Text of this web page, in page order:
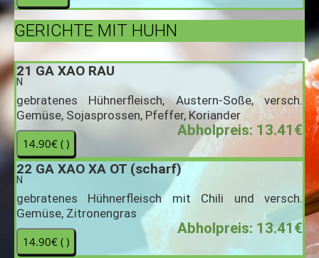
GERICHTE MIT HUHN
21 GA XAO RAU
N
gebratenes Hühnerfleisch, Austern-Soße, versch.
Gemüse, Sojasprossen, Pfeffer, Koriander
Abholpreis: 13.41€
22 GA XAO XA OT (scharf)
N
gebratenes Hühnerfleisch mit Chili und versch.
Gemüse, Zitronengras
Abholpreis: 13.41€